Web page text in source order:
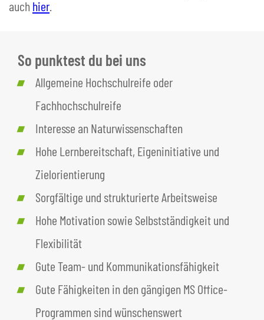
auch hier
So punktest du bei uns
Allgemeine Hochschulreife oder
Fachhochschulreife
Interesse an Naturwissenschaften
Hohe Lernbereitschaft, Eigeninitiative und
Zielorientierung
Sorgfältige und strukturierte Arbeitsweise
Hohe Motivation sowie Selbstständigkeit und
Flexibilität
Gute Team- und Kommunikationsfähigkeit
Gute Fähigkeiten in den gängigen MS Office-
Programmen sind wünschenswert